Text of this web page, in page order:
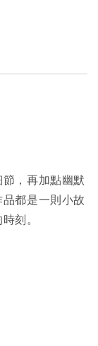
，再加點幽默
都是一則小故
刻。